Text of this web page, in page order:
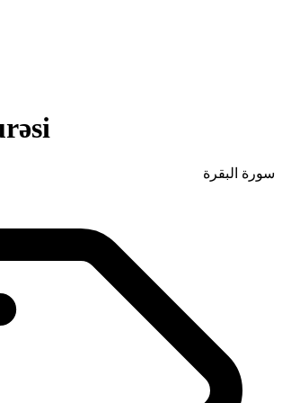
سورة البقرة